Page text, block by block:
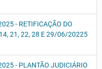
- RETIFICAÇÃO DO
21, 22, 28 E 29/06/20225
- PLANTÃO JUDICIÁRIO